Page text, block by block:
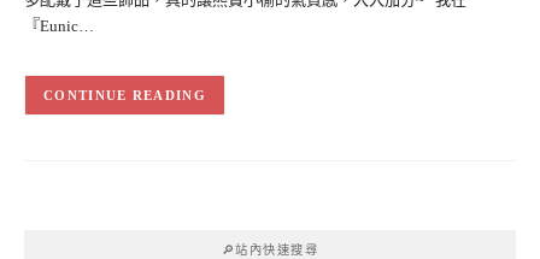
『Eunic…
CONTINUE READING
🔎站內快速搜尋